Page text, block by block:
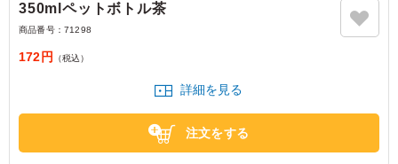
350mlペットボトル茶
商品番号： 71298
172円 （税込）
詳細を見る
注文をする